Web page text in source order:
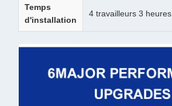
Temps
d'installation
4 travailleurs 3 heures